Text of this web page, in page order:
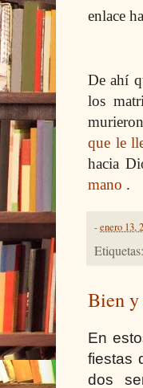
enlace
De ahí
los
que le
hacia
mano .
-enero 13,
Etiquetas:
Bien
En
fiestas
dos